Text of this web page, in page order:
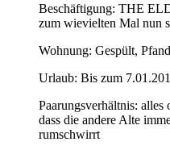
Beschäftigung: THE
zum wievielten Mal nun
Wohnung: Gespült,
Urlaub: Bis zum
Paarungsverhältnis:
dass die andere Alte
rumschwirrt